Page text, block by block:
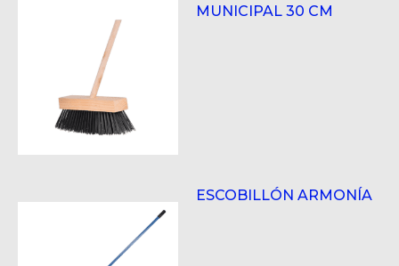
MUNICIPAL 30 CM
ESCOBILLÓN ARMONÍA